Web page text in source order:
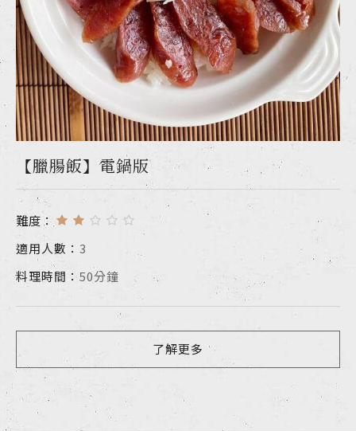
【臘腸飯】電鍋版
難度：
適用人數： 3
料理時間： 50分鐘
了解更多